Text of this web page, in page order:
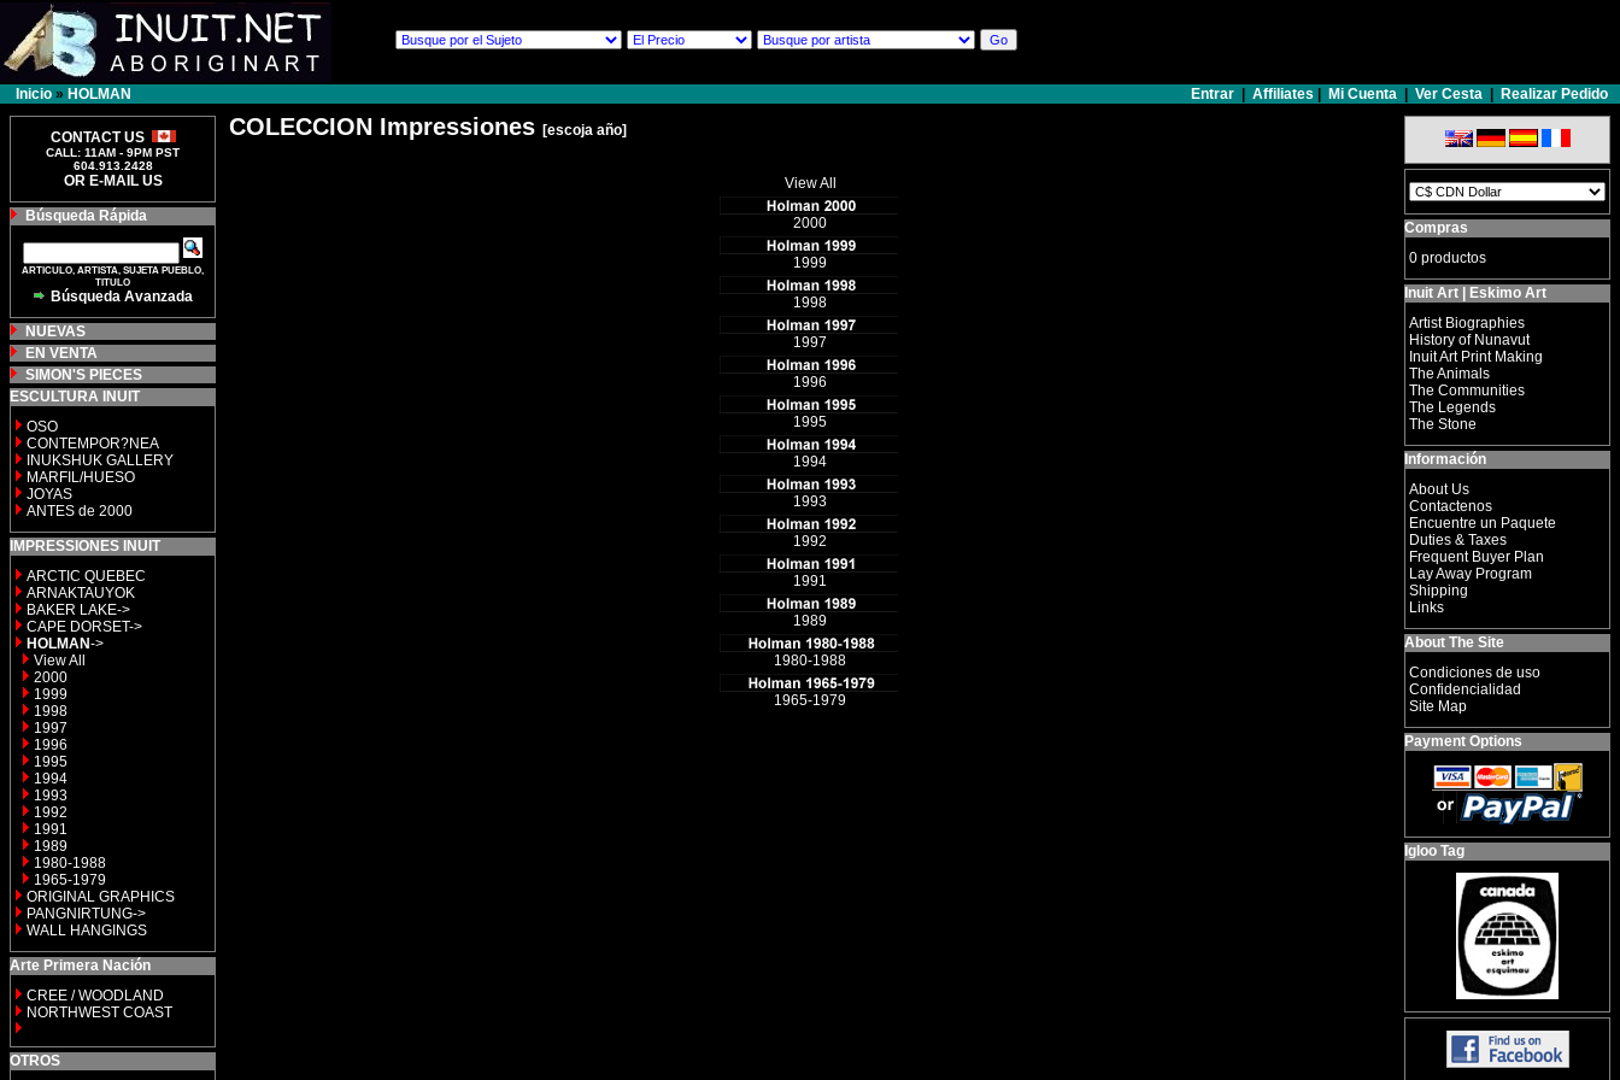
Inicio » HOLMAN Entrar Affiliates Mi Cuenta Ver Cesta Realizar Pedido
CONTACT US
CALL: 11AM - 9PM PST
604.913.2428
OR E-MAIL US
Búsqueda Rápida
ARTICULO, ARTISTA, SUJETA PUEBLO,
TITULO
Búsqueda Avanzada
NUEVAS
EN VENTA
SIMON'S PIECES
ESCULTURA INUIT
OSO
CONTEMPOR?NEA
INUKSHUK GALLERY
MARFIL/HUESO
JOYAS
ANTES de 2000
IMPRESSIONES INUIT
ARCTIC QUEBEC
ARNAKTAUYOK
BAKER LAKE->
CAPE DORSET->
HOLMAN->
View All
2000
1999
1998
1997
1996
1995
1994
1993
1992
1991
1989
1980-1988
1965-1979
ORIGINAL GRAPHICS
PANGNIRTUNG->
WALL HANGINGS
Arte Primera Nación
CREE / WOODLAND
NORTHWEST COAST
OTROS
COLECCION Impressiones [escoja año]
View All
2000
1999
1998
1997
1996
1995
1994
1993
1992
1991
1989
1980-1988
1965-1979
Compras
0 productos
Inuit Art | Eskimo Art
Artist Biographies
History of Nunavut
Inuit Art Print Making
The Animals
The Communities
The Legends
The Stone
Información
About Us
Contactenos
Encuentre un Paquete
Duties & Taxes
Frequent Buyer Plan
Lay Away Program
Shipping
Links
About The Site
Condiciones de uso
Confidencialidad
Site Map
Payment Options
Igloo Tag